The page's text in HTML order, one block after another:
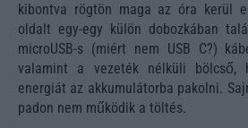
kibontva rögtön maga az óra kerül
oldalt egy-egy külön dobozkában
microUSB-s (miért nem USB C?)
valamint a vezeték nélküli bölcső,
energiát az akkumulátorba pakolni.
padon nem működik a töltés.